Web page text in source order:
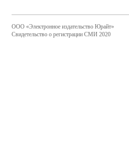
ООО «Электронное издательство Юрайт»
Свидетельство о регистрации СМИ 2020